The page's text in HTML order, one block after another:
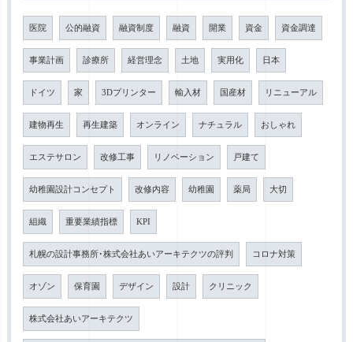
医院 公的融資 融資制度 融資 開業 資金 資金調達
事業計画 診療所 経営理念 土地 実用化 日本
ドイツ 家 3Dプリンター 輸入材 国産材 リニューアル
建物再生 再生建築 オンライン ナチュラル おしゃれ
エステサロン 改修工事 リノベーション 戸建て
幼稚園設計コンセプト 改修内容 幼稚園 薬局 大切
組織 重要業績指標 KPI
札幌の設計事務所･株式会社あいアーキテクツの評判 コロナ対策
オゾン 保育園 デザイン 設計 クリニック
株式会社あいアーキテクツ